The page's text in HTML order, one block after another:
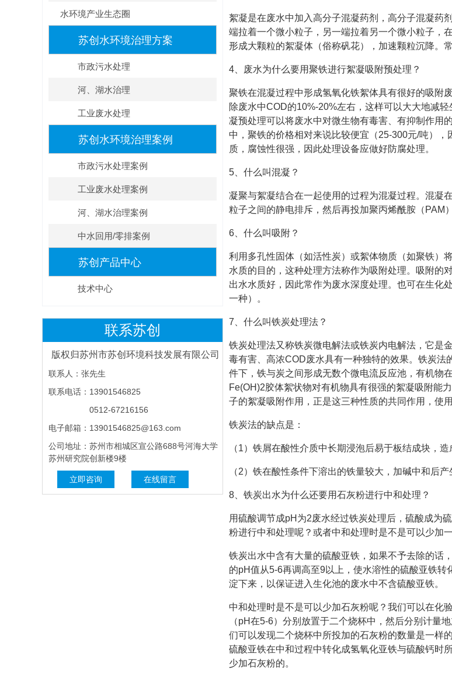
水环境产业生态圈
苏创水环境治理方案
市政污水处理
河、湖水治理
工业废水处理
苏创水环境治理案例
市政污水处理案例
工业废水处理案例
河、湖水治理案例
中水回用/零排案例
苏创产品中心
技术中心
联系苏创
版权归苏州市苏创环境科技发展有限公司
联系人：张先生
联系电话：13901546825
0512-67216156
电子邮箱：13901546825@163.com
公司地址：苏州市相城区宣公路688号河海大学
苏州研究院创新楼9楼
立即咨询 在线留言
絮凝是在废水中加入高分子混凝药剂，高分子混凝药
端拉着一个微小粒子，另一端拉着另一个微小粒子，
形成大颗粒的絮凝体（俗称矾花），加速颗粒沉降。
4、废水为什么要用聚铁进行絮凝吸附预处理？
聚铁在混凝过程中形成氢氧化铁絮体具有很好的吸附
除废水中COD的10%-20%左右，这样可以大大地减
凝预处理可以将废水中对微生物有毒害、有抑制作用
中，聚铁的价格相对来说比较便宜（25-300元/吨）
质，腐蚀性很强，因此处理设备应做好防腐处理。
5、什么叫混凝？
凝聚与絮凝结合在一起使用的过程为混凝过程。混凝
粒子之间的静电排斥，然后再投加聚丙烯酰胺（PAM
6、什么叫吸附？
利用多孔性固体（如活性炭）或絮体物质（如聚铁）
水质的目的，这种处理方法称作为吸附处理。吸附的
出水水质好，因此常作为废水深度处理。也可在生化
一种）。
7、什么叫铁炭处理法？
铁炭处理法又称铁炭微电解法或铁炭内电解法，它是
毒有害、高浓COD废水具有一种独特的效果。铁炭
件下，铁与炭之间形成无数个微电流反应池，有机物
Fe(OH)2胶体絮状物对有机物具有很强的絮凝吸附能
子的絮凝吸附作用，正是这三种性质的共同作用，使
铁炭法的缺点是：
（1）铁屑在酸性介质中长期浸泡后易于板结成块，
（2）铁在酸性条件下溶出的铁量较大，加碱中和后产
8、铁炭出水为什么还要用石灰粉进行中和处理？
用硫酸调节成pH为2废水经过铁炭处理后，硫酸成为
粉进行中和处理呢？或者中和处理时是不是可以少加
铁炭出水中含有大量的硫酸亚铁，如果不予去除的话
的pH值从5-6再调高至9以上，使水溶性的硫酸亚铁
淀下来，以保证进入生化池的废水中不含硫酸亚铁。
中和处理时是不是可以少加石灰粉呢？我们可以在化
（pH在5-6）分别放置于二个烧杯中，然后分别计量
们可以发现二个烧杯中所投加的石灰粉的数量是一样
硫酸亚铁在中和过程中转化成氢氧化亚铁与硫酸钙时
少加石灰粉的。